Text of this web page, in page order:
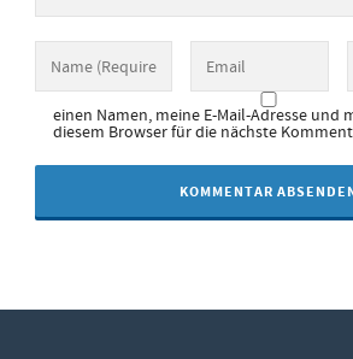
einen Namen, meine E-Mail-Adresse und
diesem Browser für die nächste